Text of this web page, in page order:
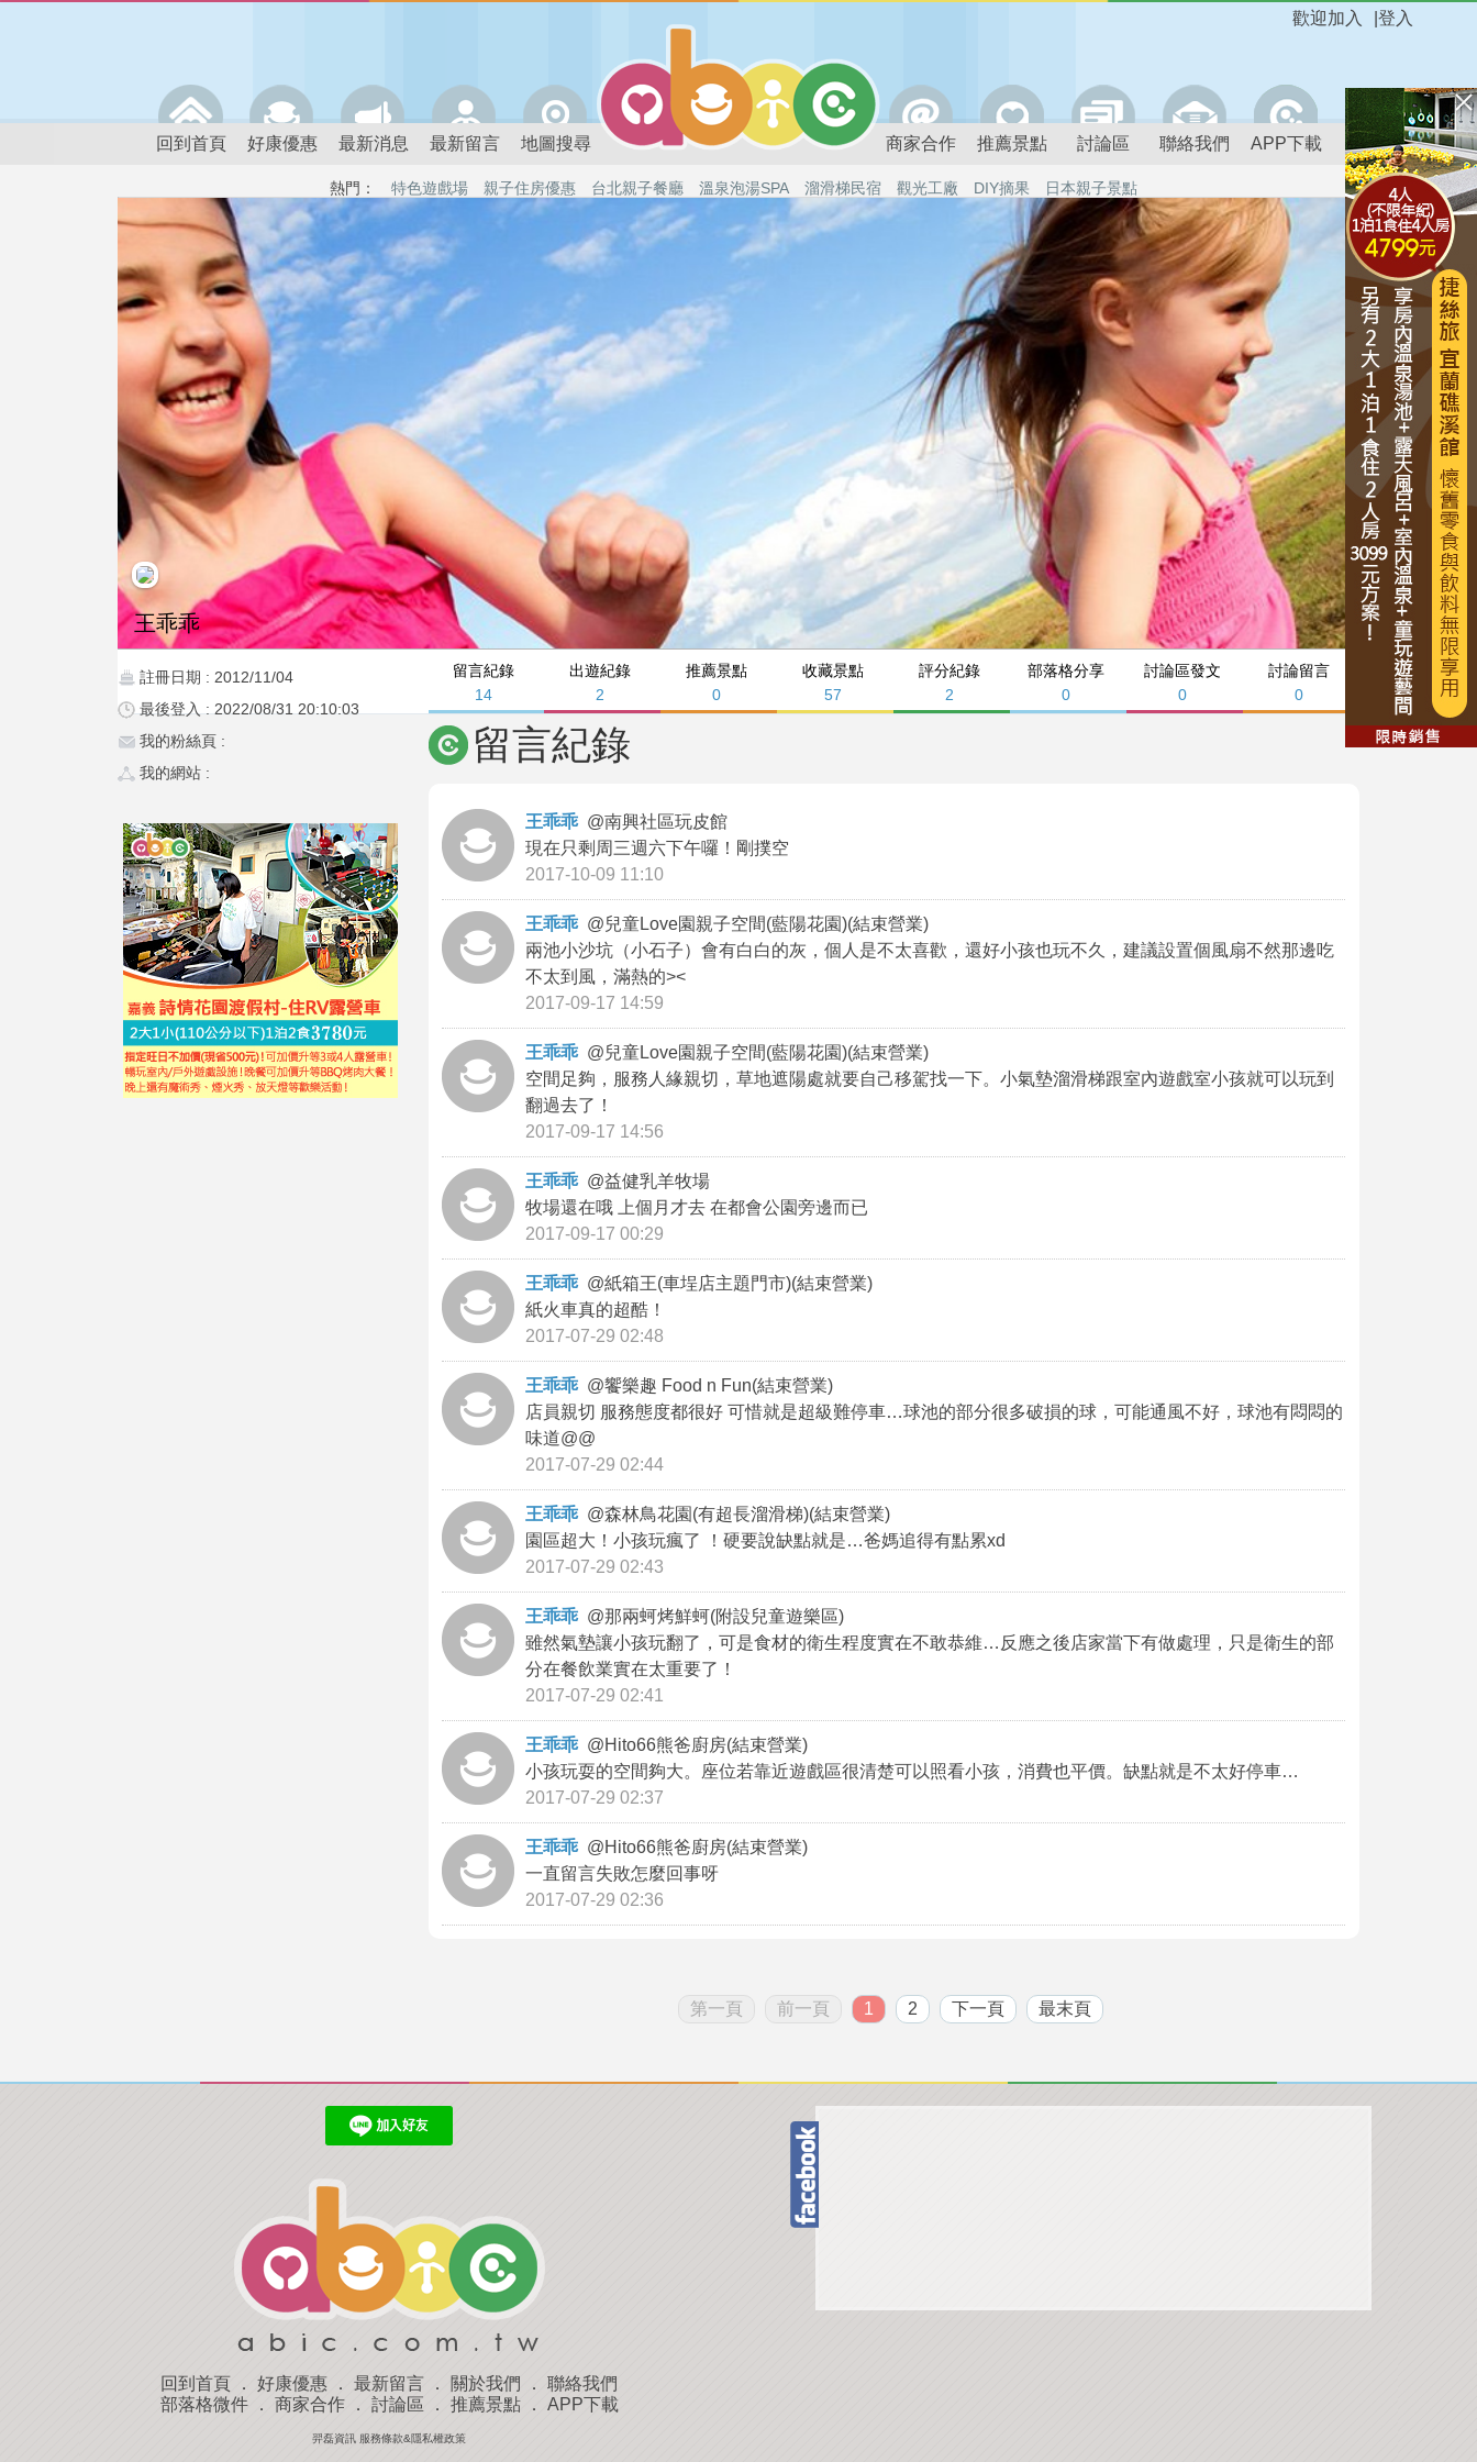
登入
歡迎加入
回到首頁 好康優惠 最新消息 最新留言 地圖搜尋 商家合作 推薦景點 討論區 聯絡我們 APP下載
熱門： 特色遊戲場 親子住房優惠 台北親子餐廳 溫泉泡湯SPA 溜滑梯民宿 觀光工廠 DIY摘果 日本親子景點
留言紀錄
14
出遊紀錄
2
推薦景點
0
收藏景點
57
評分紀錄
2
部落格分享
0
討論區發文
0
討論留言
0
王乖乖
註冊日期 : 2012/11/04
最後登入 : 2022/08/31 20:10:03
我的粉絲頁 :
我的網站 :
留言紀錄
王乖乖 @南興社區玩皮館
現在只剩周三週六下午囉！剛撲空
2017-10-09 11:10
王乖乖 @兒童Love園親子空間(藍陽花園)(結束營業)
兩池小沙坑（小石子）會有白白的灰，個人是不太喜歡，還好小孩也玩不久，建議設置個風扇不然那邊吃
不太到風，滿熱的><
2017-09-17 14:59
王乖乖 @兒童Love園親子空間(藍陽花園)(結束營業)
空間足夠，服務人緣親切，草地遮陽處就要自己移駕找一下。小氣墊溜滑梯跟室內遊戲室小孩就可以玩到
翻過去了！
2017-09-17 14:56
王乖乖 @益健乳羊牧場
牧場還在哦 上個月才去 在都會公園旁邊而已
2017-09-17 00:29
王乖乖 @紙箱王(車埕店主題門市)(結束營業)
紙火車真的超酷！
2017-07-29 02:48
王乖乖 @饗樂趣 Food n Fun(結束營業)
店員親切 服務態度都很好 可惜就是超級難停車…球池的部分很多破損的球，可能通風不好，球池有悶悶的
味道@@
2017-07-29 02:44
王乖乖 @森林鳥花園(有超長溜滑梯)(結束營業)
園區超大！小孩玩瘋了 ！硬要說缺點就是…爸媽追得有點累xd
2017-07-29 02:43
王乖乖 @那兩蚵烤鮮蚵(附設兒童遊樂區)
雖然氣墊讓小孩玩翻了，可是食材的衛生程度實在不敢恭維…反應之後店家當下有做處理，只是衛生的部
分在餐飲業實在太重要了！
2017-07-29 02:41
王乖乖 @Hito66熊爸廚房(結束營業)
小孩玩耍的空間夠大。座位若靠近遊戲區很清楚可以照看小孩，消費也平價。缺點就是不太好停車…
2017-07-29 02:37
王乖乖 @Hito66熊爸廚房(結束營業)
一直留言失敗怎麼回事呀
2017-07-29 02:36
第一頁 前一頁 1 2 下一頁 最末頁
回到首頁 ． 好康優惠 ． 最新留言 ． 關於我們 ． 聯絡我們
部落格微件． 商家合作． 討論區 ． 推薦景點． APP下載
羿磊資訊 服務條款&隱私權政策